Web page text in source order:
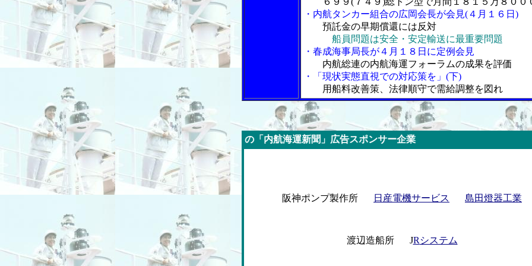
・内航タンカー組合の広岡会長が会見(４月１６日)
預託金の早期償還には反対
船員問題は安全・安定輸送に最重要問題
・春成海事局長が４月１８日に定例会見
内航総連の内航海運フォーラムの成果を評価
・「現状実態直視での対応策を」(下)
用船料改善策、法律順守で需給調整を図れ
今週の「内航海運新聞」広告スポンサー企業
阪神ポンプ製作所 日産電機サービス 島田燈器工業
渡辺造船所 JR システム